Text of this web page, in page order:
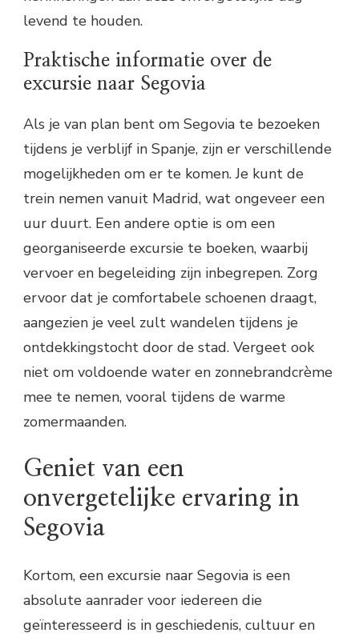
levend te houden.
Praktische informatie over de
excursie naar Segovia
Als je van plan bent om Segovia te bezoeken
tijdens je verblijf in Spanje, zijn er verschillende
mogelijkheden om er te komen. Je kunt de
trein nemen vanuit Madrid, wat ongeveer een
uur duurt. Een andere optie is om een
georganiseerde excursie te boeken, waarbij
vervoer en begeleiding zijn inbegrepen. Zorg
ervoor dat je comfortabele schoenen draagt,
aangezien je veel zult wandelen tijdens je
ontdekkingstocht door de stad. Vergeet ook
niet om voldoende water en zonnebrandcrème
mee te nemen, vooral tijdens de warme
zomermaanden.
Geniet van een
onvergetelijke ervaring in
Segovia
Kortom, een excursie naar Segovia is een
absolute aanrader voor iedereen die
geïnteresseerd is in geschiedenis, cultuur en